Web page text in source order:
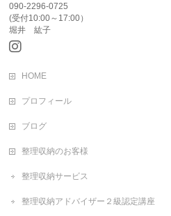
090-2296-0725
(受付10:00～17:00）
堀井 紘子
HOME
プロフィール
ブログ
整理収納のお客様
整理収納サービス
整理収納アドバイザー２級認定講座